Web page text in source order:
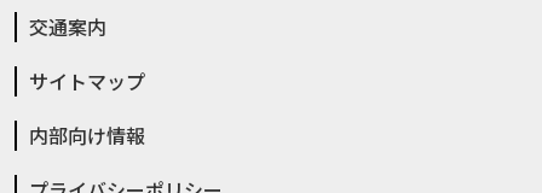
交通案内
サイトマップ
内部向け情報